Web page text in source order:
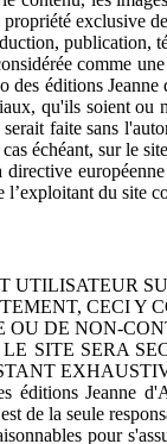
exclusive
publication,
comme
éditions
qu'ils soient
faite sans
échéant, sur le
l’exploitant du site
CECI
DE NON-
SITE SERA
éditions Jeanne
de la seule
pour